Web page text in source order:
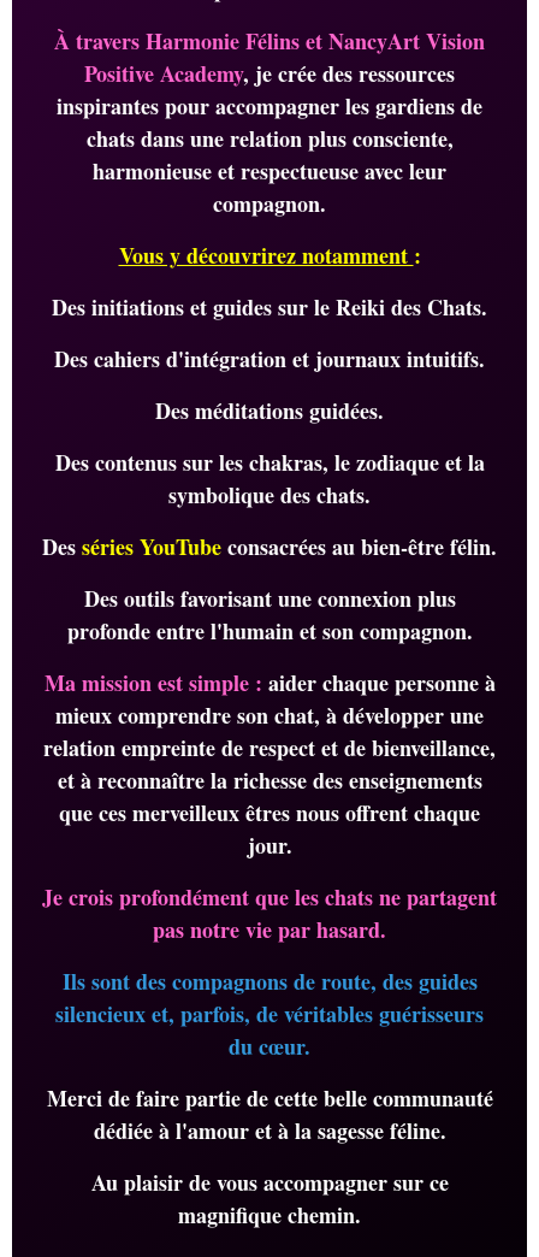
À travers Harmonie Félins et NancyArt Vision
Positive Academy, je crée des ressources
inspirantes pour accompagner les gardiens de
chats dans une relation plus consciente,
harmonieuse et respectueuse avec leur
compagnon.
Vous y découvrirez notamment :
Des initiations et guides sur le Reiki des Chats.
Des cahiers d'intégration et journaux intuitifs.
Des méditations guidées.
Des contenus sur les chakras, le zodiaque et la
symbolique des chats.
Desséries YouTubeconsacrées au bien-être félin.
Des outils favorisant une connexion plus
profonde entre l'humain et son compagnon.
Ma mission est simple : aider chaque personne à
mieux comprendre son chat, à développer une
relation empreinte de respect et de bienveillance,
et à reconnaître la richesse des enseignements
que ces merveilleux êtres nous offrent chaque
jour.
Je crois profondément que les chats ne partagent
pas notre vie par hasard.
Ils sont des compagnons de route, des guides
silencieux et, parfois, de véritables guérisseurs
du cœur.
Merci de faire partie de cette belle communauté
dédiée à l'amour et à la sagesse féline.
Au plaisir de vous accompagner sur ce
magnifique chemin.